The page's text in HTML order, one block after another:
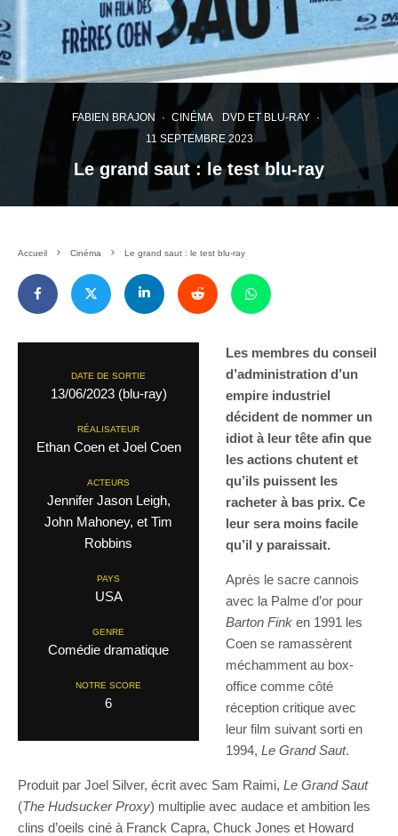
FABIEN BRAJON · CINÉMA DVD ET BLU-RAY ·
11 SEPTEMBRE 2023
Le grand saut : le test blu-ray
Accueil Cinéma Le grand saut : le test blu-ray
DATE DE SORTIE
13/06/2023 (blu-ray)
RÉALISATEUR
Ethan Coen et Joel Coen
ACTEURS
Jennifer Jason Leigh,
John Mahoney, et Tim
Robbins
PAYS
USA
GENRE
Comédie dramatique
NOTRE SCORE
6
Les membres du conseil
d’administration d’un
empire industriel
décident de nommer un
idiot à leur tête afin que
les actions chutent et
qu’ils puissent les
racheter à bas prix. Ce
leur sera moins facile
qu’il y paraissait.
Après le sacre cannois
avec la Palme d’or pour
Barton Fink en 1991 les
Coen se ramassèrent
méchamment au box-
office comme côté
réception critique avec
leur film suivant sorti en
1994, Le Grand Saut.
Produit par Joel Silver, écrit avec Sam Raimi, Le Grand Saut
(The Hudsucker Proxy) multiplie avec audace et ambition les
clins d’oeils ciné à Franck Capra, Chuck Jones et Howard